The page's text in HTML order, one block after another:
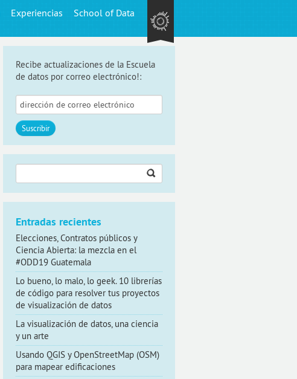
Experiencias School of Data
Recibe actualizaciones de la Escuela
de datos por correo electrónico!:
Entradas recientes
Elecciones, Contratos públicos y
Ciencia Abierta: la mezcla en el
#ODD19 Guatemala
Lo bueno, lo malo, lo geek. 10 librerías
de código para resolver tus proyectos
de visualización de datos
La visualización de datos, una ciencia
y un arte
Usando QGIS y OpenStreetMap (OSM)
para mapear edificaciones